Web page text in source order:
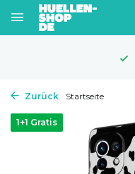
Zurück Startseite
1+1 Gratis